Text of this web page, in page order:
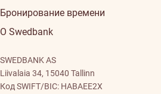
Бронирование времени
О Swedbank
SWEDBANK AS
Liivalaia 34, 15040 Tallinn
Код SWIFT/BIC: HABAEE2X